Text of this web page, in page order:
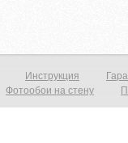
Инструкция
Фотообои на стену